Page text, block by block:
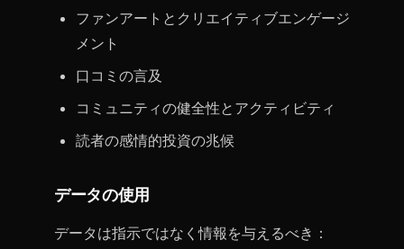
ファンアートとクリエイティブエンゲージ
メント
口コミの言及
コミュニティの健全性とアクティビティ
読者の感情的投資の兆候
データの使用
データは指示ではなく情報を与えるべき：